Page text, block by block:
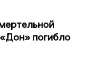
погибло